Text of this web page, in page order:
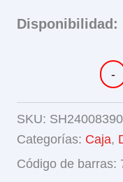
Disponibilidad:
-
SKU: SH24008390
Categorías: Caja,
Código de barras: